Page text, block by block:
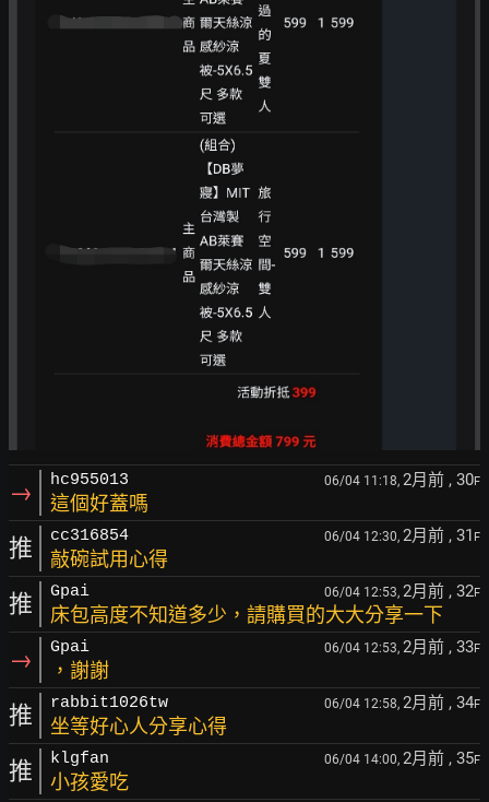
→ hc955013 06/04 11:18, 2月前 , 30F
這個好蓋嗎
推 cc316854 06/04 12:30, 2月前 , 31 F
敲碗試用心得
推 Gpai 06/04 12:53, 2月前 , 32F
床包高度不知道多少，請購買的大大分享一下
→ Gpai 06/04 12:53, 2月前 , 33F
，謝謝
推 rabbit1026tw 06/04 12:58, 2月前 , 34F
坐等好心人分享心得
推 klgfan 06/04 14:00, 2月前 , 35F
小孩愛吃